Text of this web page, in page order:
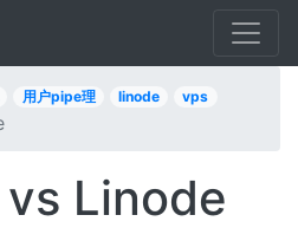
用户pipe理 linode vps
Linode